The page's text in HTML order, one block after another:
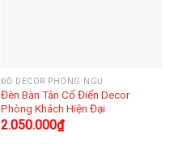
ĐỒ DECOR PHÒNG NGỦ
Đèn Bàn Tân Cổ Điển Decor
Phòng Khách Hiện Đại
2.050.000₫